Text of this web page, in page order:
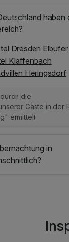
haben
Dresden Elbufer
Klaffenbach
Heringsdorf
die
Gäste in der
ermittelt
in